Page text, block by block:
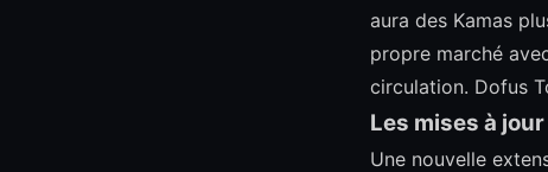
aura des Kamas
propre marché
circulation. Dofus
Les mises à
Une nouvelle